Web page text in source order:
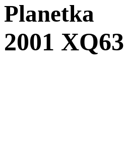
Planetka
2001 XQ63